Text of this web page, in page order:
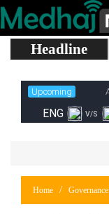
Headline
Home Governance